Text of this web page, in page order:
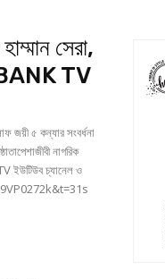
সেরা,
BANK TV
জয়ী ৫ কন্যার সংবর্ধনা
নাগরিক